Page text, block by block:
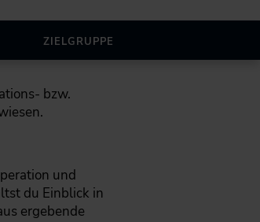
ZIELGRUPPE
bzw.
und
du Einblick in
ergebende